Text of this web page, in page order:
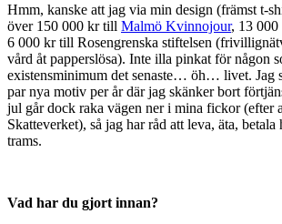
Hmm, kanske att jag via min design (främst t-
över 150 000 kr till Malmö Kvinnojour, 13
6 000 kr till Rosengrenska stiftelsen
vård åt papperslösa). Inte illa pinkat för någon
existensminimum det senaste… öh… livet. Jag
par nya motiv per år där jag skänker bort
jul går dock raka vägen ner i mina fickor (efter
Skatteverket), så jag har råd att leva, äta, betala
trams.
Vad har du gjort innan?